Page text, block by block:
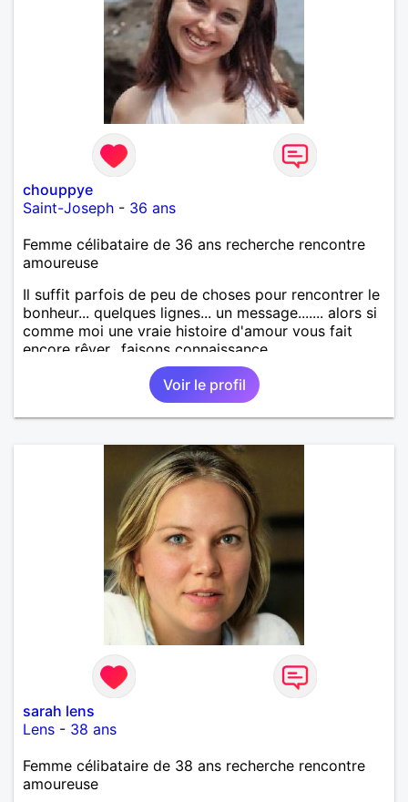
chouppye
Saint-Joseph - 36 ans
Femme célibataire de 36 ans recherche rencontre
amoureuse
Il suffit parfois de peu de choses pour rencontrer le
bonheur... quelques lignes... un message....... alors si
comme moi une vraie histoire d'amour vous fait
encore rêver.. faisons connaissance.
Voir le profil
sarah lens
Lens - 38 ans
Femme célibataire de 38 ans recherche rencontre
amoureuse